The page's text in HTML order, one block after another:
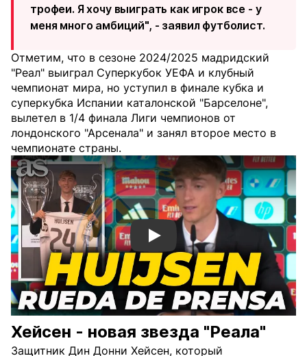
трофеи. Я хочу выиграть как игрок все - у
меня много амбиций", - заявил футболист.
Отметим, что в сезоне 2024/2025 мадридский
"Реал" выиграл Суперкубок УЕФА и клубный
чемпионат мира, но уступил в финале кубка и
суперкубка Испании каталонской "Барселоне",
вылетел в 1/4 финала Лиги чемпионов от
лондонского "Арсенала" и занял второе место в
чемпионате страны.
Смотреть видео YouTube
Хейсен - новая звезда "Реала"
Защитник Дин Донни Хейсен, который